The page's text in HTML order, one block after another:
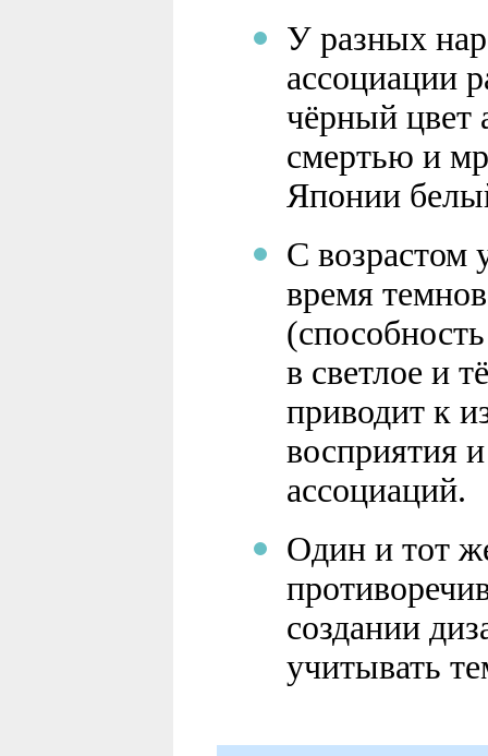
У разных
ассоциации
чёрный цвет
смертью и
Японии
С возрастом
время
в светлое и
приводит к
восприятия
ассоциаций.
Один и тот
создании
учитывать